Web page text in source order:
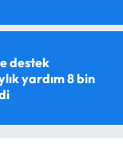
destek
yardım 8 bin